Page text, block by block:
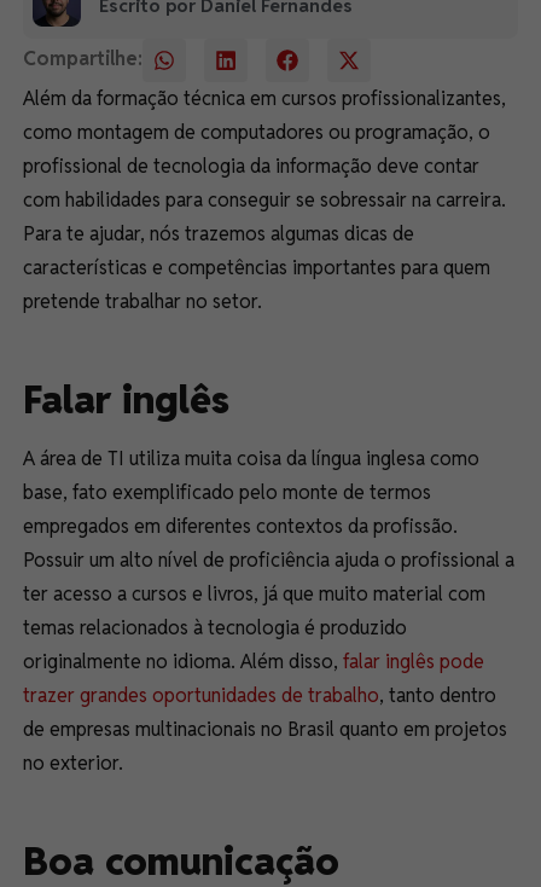
Escrito por Daniel Fernandes
Compartilhe:
Além da formação técnica em cursos profissionalizantes,
como montagem de computadores ou programação, o
profissional de tecnologia da informação deve contar
com habilidades para conseguir se sobressair na carreira.
Para te ajudar, nós trazemos algumas dicas de
características e competências importantes para quem
pretende trabalhar no setor.
Falar inglês
A área de TI utiliza muita coisa da língua inglesa como
base, fato exemplificado pelo monte de termos
empregados em diferentes contextos da profissão.
Possuir um alto nível de proficiência ajuda o profissional a
ter acesso a cursos e livros, já que muito material com
temas relacionados à tecnologia é produzido
originalmente no idioma. Além disso, falar inglês pode
trazer grandes oportunidades de trabalho, tanto dentro
de empresas multinacionais no Brasil quanto em projetos
no exterior.
Boa comunicação